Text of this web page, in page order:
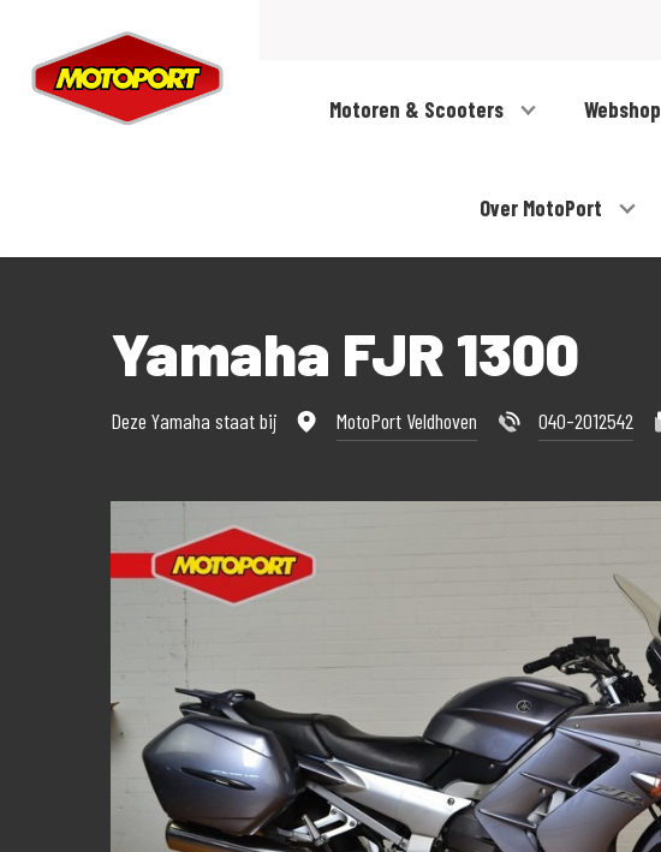
Motoren & Scooters Webshop
Over MotoPort
Yamaha FJR 1300
Deze Yamaha staat bij MotoPort Veldhoven 040-2012542